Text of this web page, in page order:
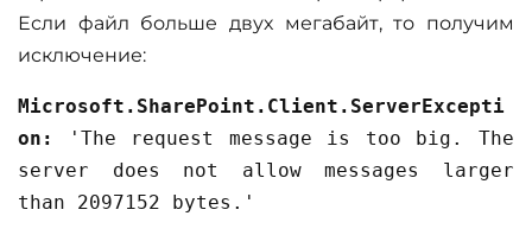
Если файл больше двух мегабайт, то получим
исключение:
Microsoft.SharePoint.Client.ServerExcepti
on:
'The request message is too big. The
server does not allow messages larger
than 2097152 bytes.'